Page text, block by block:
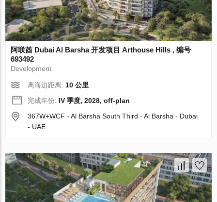
阿联酋 Dubai Al Barsha 开发项目 Arthouse Hills , 编号
693492
Development
离海边距离: 10 公里
完成年份: IV 季度, 2028, off-plan
367W+WCF - Al Barsha South Third - Al Barsha - Dubai
- UAE